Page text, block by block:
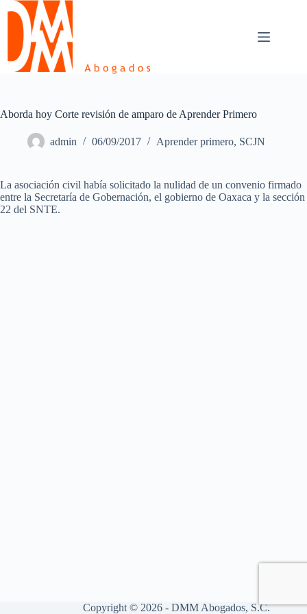
Skip
content
Aborda hoy Corte revisión de amparo de Aprender Primero
admin 06/09/2017 Aprender primero, SCJN
La asociación civil había solicitado la nulidad de un convenio firmado
entre la Secretaría de Gobernación, el gobierno de Oaxaca y la sección
22 del SNTE.
Copyright © 2026 - DMM Abogados, S.C.